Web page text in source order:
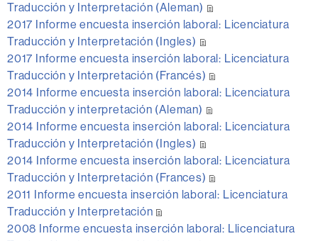
Traducción y Interpretación (Aleman)
2017 Informe encuesta inserción laboral: Licenciatura
Traducción y Interpretación (Ingles)
2017 Informe encuesta inserción laboral: Licenciatura
Traducción y Interpretación (Francés)
2014 Informe encuesta inserción laboral: Licenciatura
Traducción y interpretación (Aleman)
2014 Informe encuesta inserción laboral: Licenciatura
Traducción y Interpretación (Ingles)
2014 Informe encuesta inserción laboral: Licenciatura
Traducción y Interpretación (Frances)
2011 Informe encuesta inserción laboral: Licenciatura
Traducción y Interpretación
2008 Informe encuesta inserción laboral: Llicenciatura